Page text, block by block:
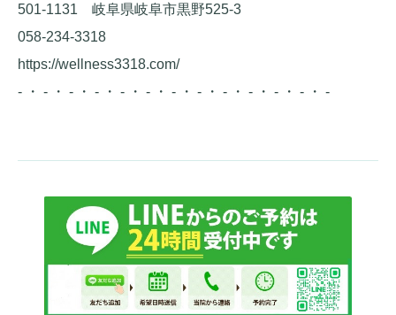
501-1131 岐阜県岐阜市黒野525-3
058-234-3318
https://wellness3318.com/
- ・ - ・ - ・ - ・ - ・ - ・ - ・ - ・ - ・ - ・ - ・ - ・ -